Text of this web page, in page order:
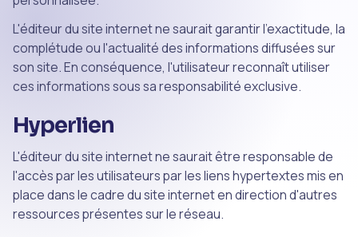
L'éditeur du site internet ne saurait garantir l'exactitude, la
complétude ou l'actualité des informations diffusées sur
son site. En conséquence, l'utilisateur reconnaît utiliser
ces informations sous sa responsabilité exclusive.
Hyperlien
L'éditeur du site internet ne saurait être responsable de
l'accès par les utilisateurs par les liens hypertextes mis en
place dans le cadre du site internet en direction d'autres
ressources présentes sur le réseau.